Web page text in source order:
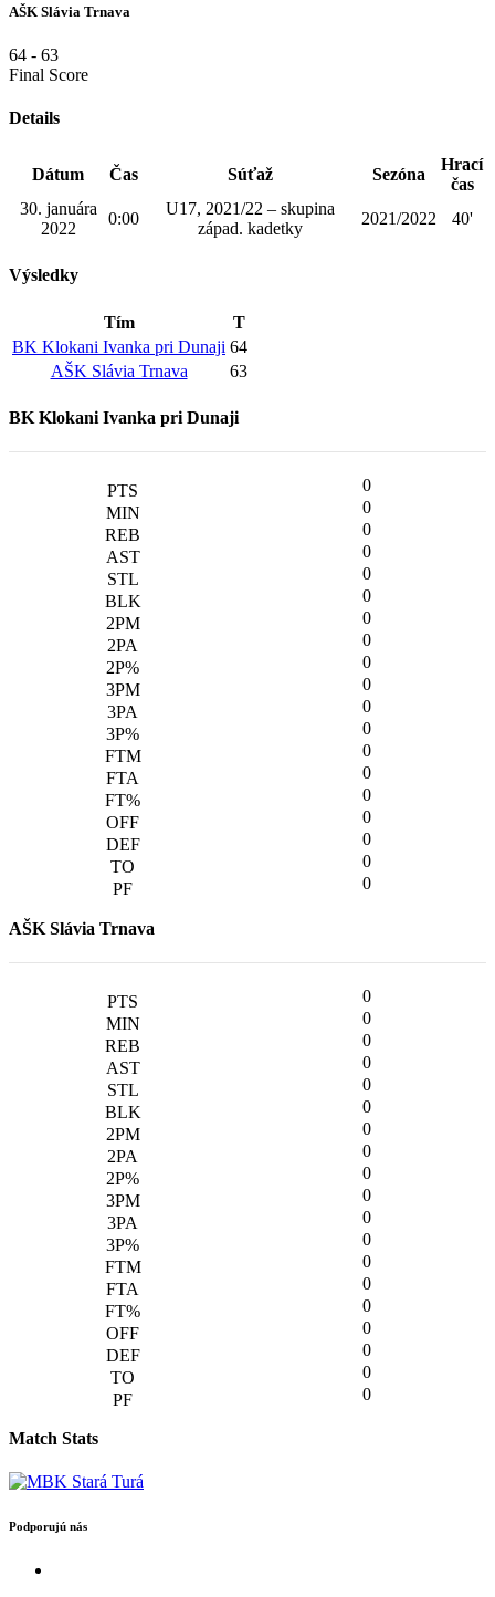
AŠK Slávia Trnava
64 - 63
Final Score
Details
Dátum Čas Súťaž Sezóna
Hrací
čas
30. januára
2022
0:00
U17, 2021/22 – skupina
západ. kadetky
2021/2022 40'
Výsledky
Tím
T
BK Klokani Ivanka pri Dunaji 64
AŠK Slávia Trnava
63
BK Klokani Ivanka pri Dunaji
0
0
0
0
0
0
0
0
0
0
0
0
0
0
0
0
0
0
0
AŠK Slávia Trnava
0
0
0
0
0
0
0
0
0
0
0
0
0
0
0
0
0
0
0
Match Stats
Podporujú nás